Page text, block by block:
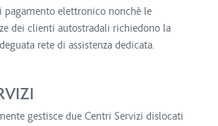
elettronico nonchè le
dei clienti autostradali richiedono la
rete di assistenza dedicata.
gestisce due Centri Servizi dislocati